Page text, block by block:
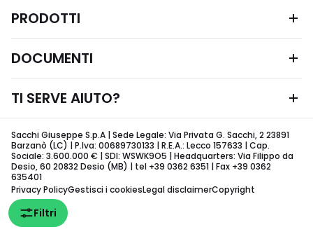
Filtri
PRODOTTI
DOCUMENTI
TI SERVE AIUTO?
Sacchi Giuseppe S.p.A | Sede Legale: Via Privata G. Sacchi, 2 23891
Barzanò (LC) | P.Iva: 00689730133 | R.E.A.: Lecco 157633 | Cap.
Sociale: 3.600.000 € | SDI: WSWK9O5 | Headquarters: Via Filippo da
Desio, 60 20832 Desio (MB) | tel +39 0362 6351 | Fax +39 0362
635401
Privacy PolicyGestisci i cookiesLegal disclaimerCopyright